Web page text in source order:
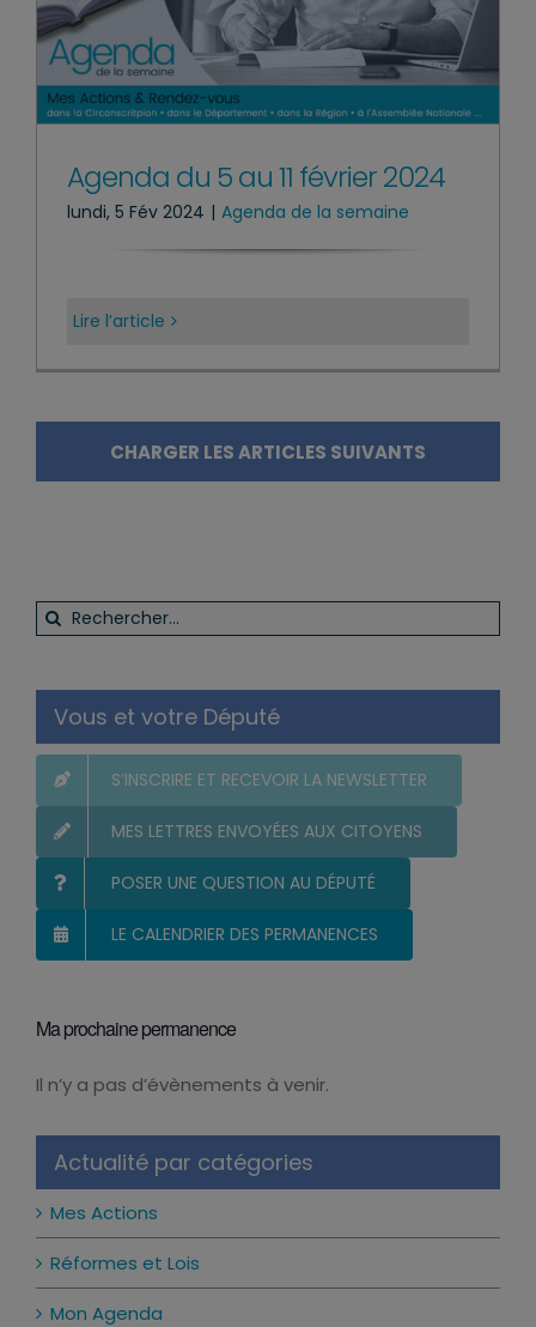
Agenda du 5 au 11 février 2024
lundi, 5 Fév 2024 | Agenda de la semaine
Lire l’article
CHARGER LES ARTICLES SUIVANTS
Rechercher:
Vous et votre Député
S’INSCRIRE ET RECEVOIR LA NEWSLETTER
MES LETTRES ENVOYÉES AUX CITOYENS
POSER UNE QUESTION AU DÉPUTÉ
LE CALENDRIER DES PERMANENCES
Ma prochaine permanence
Notice
Il n’y a pas d’évènements à venir.
Actualité par catégories
Mes Actions
Réformes et Lois
Mon Agenda